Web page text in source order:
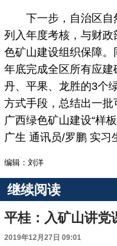
下一步，自治区自
列入年度考核，与财
色矿山建设组织保障
年底完成全区所有应
丹、平果、龙胜的3个
方式手段，总结出一
广西绿色矿山建设“样
广生 通讯员/罗鹏 实习
编辑：刘洋
继续阅读
平桂：入矿山讲党
2019年12月27日 09:01